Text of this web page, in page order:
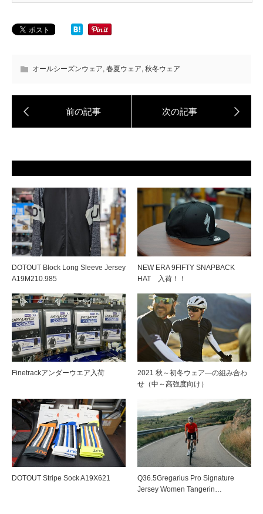
オールシーズンウェア, 春夏ウェア, 秋冬ウェア
DOTOUT Block Long Sleeve Jersey
A19M210.985
NEW ERA 9FIFTY SNAPBACK
HAT 入荷！！
Finetrackアンダーウエア入荷
2021 秋～初冬ウェア―の組み合わ
せ（中～高強度向け）
DOTOUT Stripe Sock A19X621
Q36.5Gregarius Pro Signature
Jersey Women Tangerin…